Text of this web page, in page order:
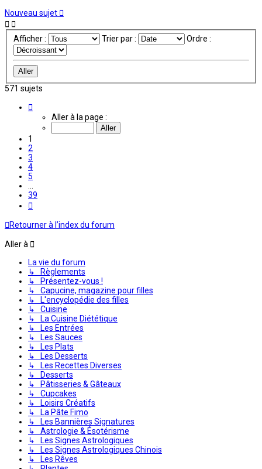
Nouveau sujet
Afficher : Trier par : Ordre :
571 sujets
Aller à la page :
1
2
3
4
5
39
Retourner à l’index du forum
Aller à
La vie du forum
↳ Règlements
↳ Présentez-vous !
↳ Capucine, magazine pour filles
↳ L'encyclopédie des filles
↳ Cuisine
↳ La Cuisine Diététique
↳ Les Entrées
↳ Les Sauces
↳ Les Plats
↳ Les Desserts
↳ Les Recettes Diverses
↳ Desserts
↳ Pâtisseries & Gâteaux
↳ Cupcakes
↳ Loisirs Créatifs
↳ La Pâte Fimo
↳ Les Bannières Signatures
↳ Astrologie & Ésotérisme
↳ Les Signes Astrologiques
↳ Les Signes Astrologiques Chinois
↳ Les Rêves